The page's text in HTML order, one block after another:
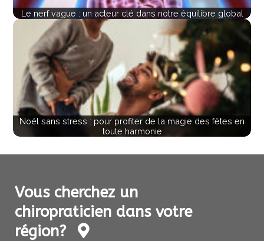
Le nerf vague : un acteur clé dans notre équilibre global
Noël sans stress : pour profiter de la magie des fêtes en
toute harmonie
Vous cherchez un
chiropraticien dans votre
région?